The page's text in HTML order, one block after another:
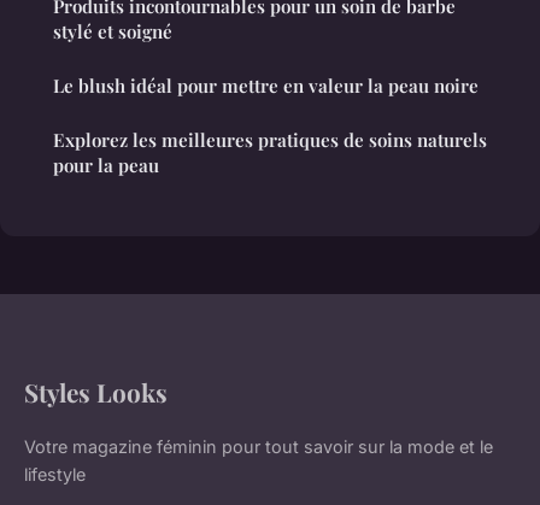
Produits incontournables pour un soin de barbe
stylé et soigné
Le blush idéal pour mettre en valeur la peau noire
Explorez les meilleures pratiques de soins naturels
pour la peau
Styles Looks
Votre magazine féminin pour tout savoir sur la mode et le
lifestyle